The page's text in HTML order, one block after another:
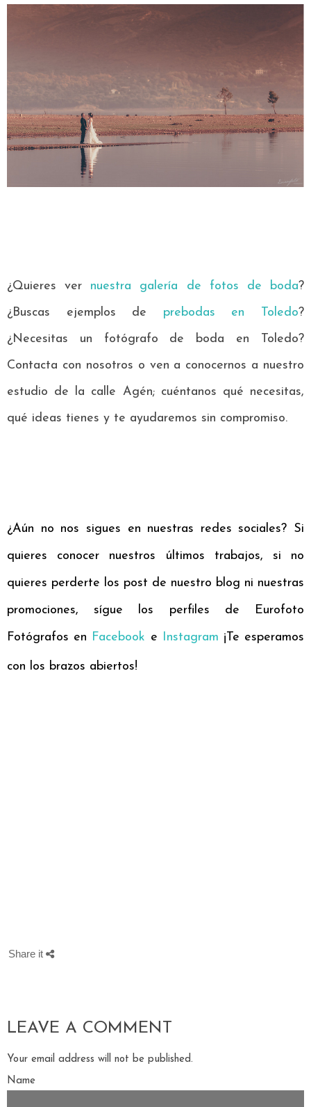
¿Quieres ver nuestra galería de fotos de boda?
¿Buscas ejemplos de prebodas en Toledo?
¿Necesitas un fotógrafo de boda en Toledo?
Contacta con nosotros o ven a conocernos a nuestro
estudio de la calle Agén; cuéntanos qué necesitas,
qué ideas tienes y te ayudaremos sin compromiso.
¿Aún no nos sigues en nuestras redes sociales? Si
quieres conocer nuestros últimos trabajos, si no
quieres perderte los post de nuestro blog ni nuestras
promociones, sígue los perfiles de Eurofoto
Fotógrafos en Facebook e Instagram ¡Te esperamos
con los brazos abiertos!
Share it
LEAVE A COMMENT
Your email address will not be published.
Name